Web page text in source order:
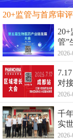
管”
对
千
实